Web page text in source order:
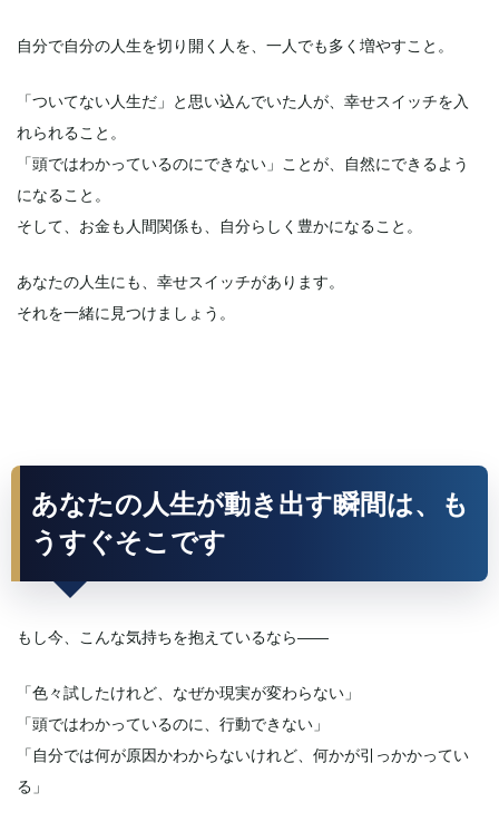
自分で自分の人生を切り開く人を、一人でも多く増やすこと。
「ついてない人生だ」と思い込んでいた人が、幸せスイッチを入
れられること。
「頭ではわかっているのにできない」ことが、自然にできるよう
になること。
そして、お金も人間関係も、自分らしく豊かになること。
あなたの人生にも、幸せスイッチがあります。
それを一緒に見つけましょう。
あなたの人生が動き出す瞬間は、も
うすぐそこです
もし今、こんな気持ちを抱えているなら——
「色々試したけれど、なぜか現実が変わらない」
「頭ではわかっているのに、行動できない」
「自分では何が原因かわからないけれど、何かが引っかかってい
る」